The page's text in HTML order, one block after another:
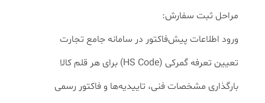
مراحل ثبت سفارش:
ورود اطلاعات پیش‌فاکتور در سامانه جامع تجارت
تعیین تعرفه گمرکی (HS Code) برای هر قلم کالا
بارگذاری مشخصات فنی، تاییدیه‌ها و فاکتور رسمی